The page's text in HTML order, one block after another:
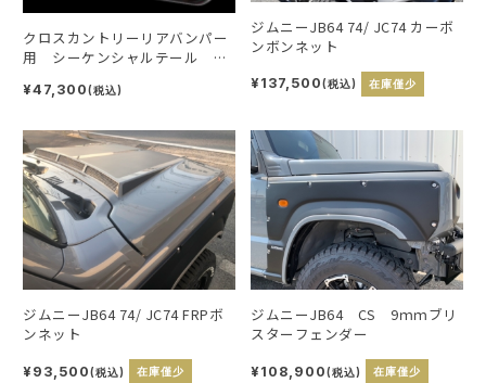
クロスカントリーリアバンパー
用 シーケンシャルテール ク
¥47,300(税込)
ジムニーJB64 74/ JC74 カーボ
ンボンネット
¥137,500(税込) 在庫僅少
ジムニーJB64 74/ JC74 FRPボ
ンネット
¥93,500(税込) 在庫僅少
ジムニーJB64 CS 9ｍｍブリ
スターフェンダー
¥108,900(税込) 在庫僅少